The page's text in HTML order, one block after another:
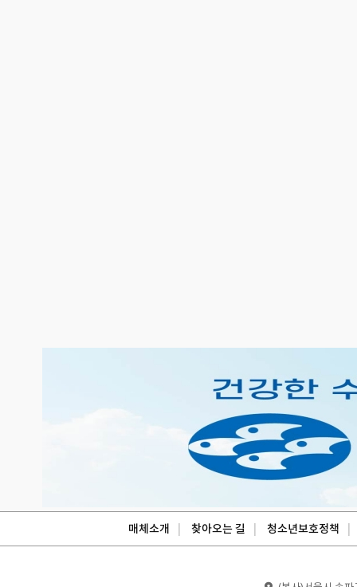
매체소개 찾아오는 길 청소년보호정책